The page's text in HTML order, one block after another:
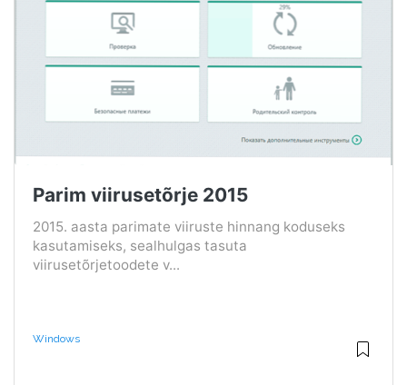
Parim viirusetõrje 2015
2015. aasta parimate viiruste hinnang koduseks
kasutamiseks, sealhulgas tasuta
viirusetõrjetoodete v...
Windows